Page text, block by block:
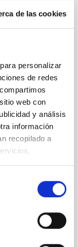
de las cookies
personalizar
de redes
web con
y análisis
información
recopilado a
la línea de
El contrato
IAC-MAGIC”
es la Dra.
investigación